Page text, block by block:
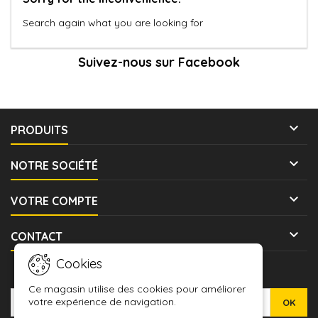
Search again what you are looking for
Suivez-nous sur Facebook
PRODUITS 
NOTRE SOCIÉTÉ 
VOTRE COMPTE 
CONTACT 
Cookies
Ce magasin utilise des cookies pour améliorer
votre expérience de navigation.
LETTRE D'INFORMATIONS